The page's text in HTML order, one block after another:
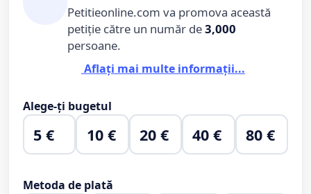
Petitieonline.com va promova această
petiție către un număr de3,000
persoane.
Aflați mai multe informații...
Alege-ți bugetul
5 € 10 € 20 € 40 € 80 €
Metoda de plată